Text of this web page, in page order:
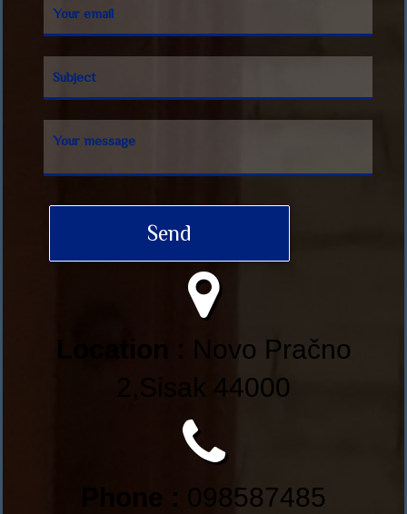
Your email
Subject
Your message
Send
Location :
Novo Pračno
2,Sisak 44000
Phone : 098587485